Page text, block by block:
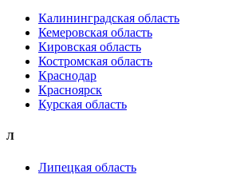
Калининградская область
Кемеровская область
Кировская область
Костромская область
Краснодар
Красноярск
Курская область
Л
Липецкая область